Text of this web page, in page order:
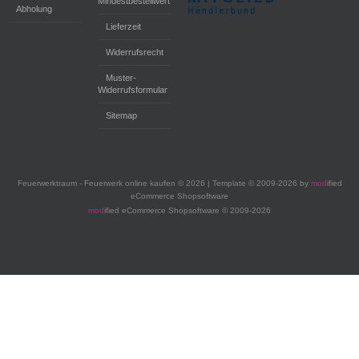
Abholung
Lieferzeit
Widerrufsrecht
Muster-
Widerrufsformular
Sitemap
Feuerwerktraum - Feuerwerk online kaufen © 2026 | Template © 2009-2026 by modified
eCommerce Shopsoftware
modified eCommerce Shopsoftware © 2009-2026